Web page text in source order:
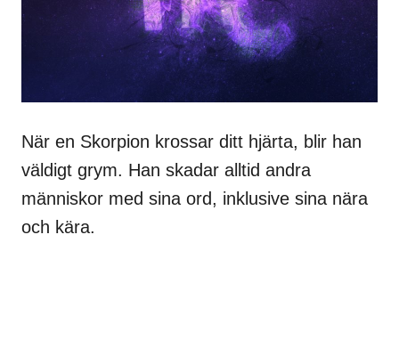
När en Skorpion krossar ditt hjärta, blir han
väldigt grym. Han skadar alltid andra
människor med sina ord, inklusive sina nära
och kära.